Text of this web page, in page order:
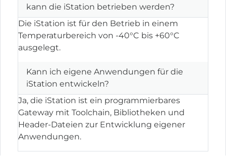
kann die iStation betrieben werden?
Die iStation ist für den Betrieb in einem
Temperaturbereich von -40°C bis +60°C
ausgelegt.
Kann ich eigene Anwendungen für die
iStation entwickeln?
Ja, die iStation ist ein programmierbares
Gateway mit Toolchain, Bibliotheken und
Header-Dateien zur Entwicklung eigener
Anwendungen.